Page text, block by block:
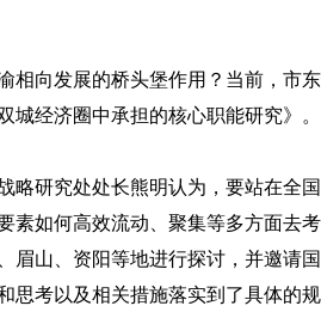
相向发展的桥头堡作用？当前，
城经济圈中承担的核心职能研究》。
略研究处处长熊明认为，要站在全
素如何高效流动、聚集等多方面去
眉山、资阳等地进行探讨，并邀请
思考以及相关措施落实到了具体的规